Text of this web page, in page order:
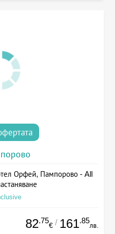
Орфей, Пампорово - All
82.75
€ / 161.85
лв.